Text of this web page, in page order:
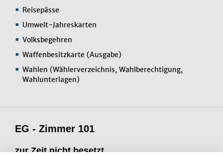
Reisepässe
Umwelt-Jahreskarten
Volksbegehren
Waffenbesitzkarte (Ausgabe)
Wahlen (Wählerverzeichnis, Wahlberechtigung,
Wahlunterlagen)
EG - Zimmer 101
zur Zeit nicht besetzt